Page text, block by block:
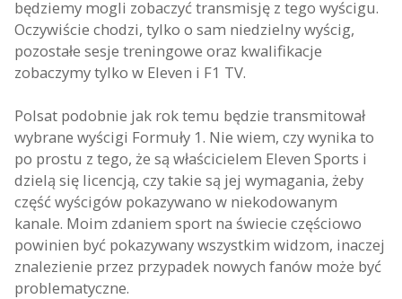
będziemy mogli zobaczyć transmisję z tego wyścigu.
Oczywiście chodzi, tylko o sam niedzielny wyścig,
pozostałe sesje treningowe oraz kwalifikacje
zobaczymy tylko w Eleven i F1 TV.
Polsat podobnie jak rok temu będzie transmitował
wybrane wyścigi Formuły 1. Nie wiem, czy wynika to
po prostu z tego, że są właścicielem Eleven Sports i
dzielą się licencją, czy takie są jej wymagania, żeby
część wyścigów pokazywano w niekodowanym
kanale. Moim zdaniem sport na świecie częściowo
powinien być pokazywany wszystkim widzom, inaczej
znalezienie przez przypadek nowych fanów może być
problematyczne.